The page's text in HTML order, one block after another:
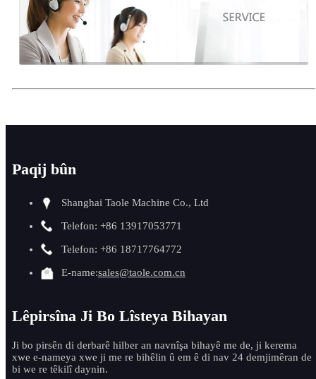
Paqij bûn
Shanghai Taole Machine Co., Ltd
Telefon: +86 13917053771
Telefon: +86 18717764772
E-name:sales@taole.com.cn
Lêpirsîna Ji Bo Lîsteya Bihayan
Ji bo pirsên di derbarê hilber an navnîşa bihayê me de, ji kerema
xwe e-nameya xwe ji me re bihêlin û em ê di nav 24 demjimêran de
bi we re têkilî daynin.